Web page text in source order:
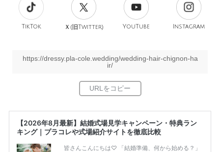
TikTok Ｘ(旧Twitter) YouTube Instagram
https://dressy.pla-cole.wedding/wedding-hair-chignon-ha
ir/
【2026年8月最新】結婚式場見学キャンペーン・特典ラン
キング｜プラコレや式場紹介サイトを徹底比較
皆さんこんにちは♡ 「結婚準備、何から始める？」